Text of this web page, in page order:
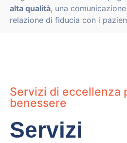
alta qualità, una
relazione di fiducia con i
Servizi di eccellenza
benessere
Servizi